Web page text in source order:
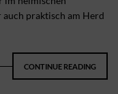
praktisch am Herd
CONTINUE READING